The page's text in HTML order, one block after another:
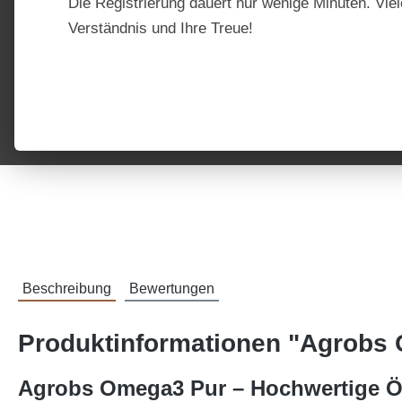
Beschreibung Bewertungen
Produktinformationen "Agrobs
Agrobs Omega3 Pur – Hochwertige
Die Registrierung dauert nur wenige Minuten.
Verständnis und Ihre Treue!